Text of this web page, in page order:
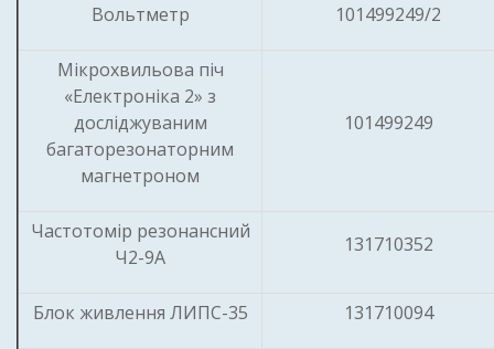
Вольтметр 101499249/2
Мікрохвильова піч
«Електроніка 2» з
досліджуваним
багаторезонаторним
магнетроном
101499249
Частотомір резонансний
Ч2-9А
131710352
Блок живлення ЛИПС-35 131710094